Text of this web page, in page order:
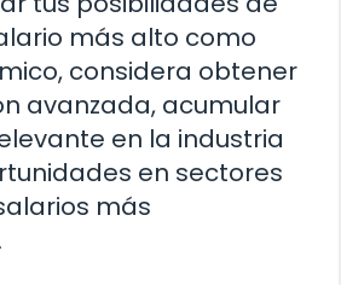
más alto como
considera obtener
avanzada, acumular
en la industria
en sectores
más